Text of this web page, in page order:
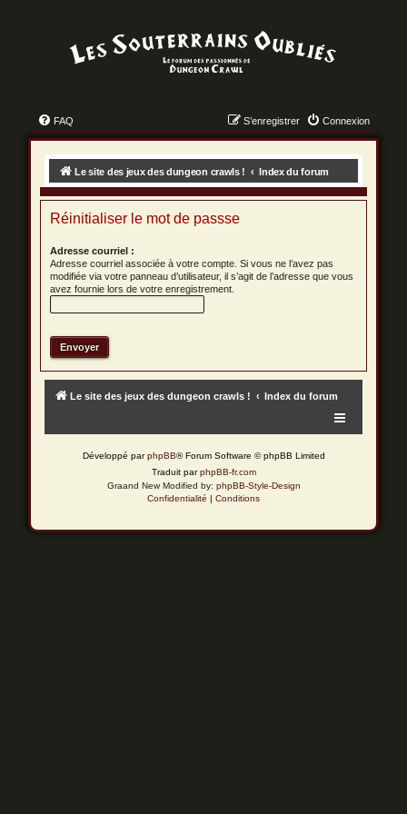
FAQ Connexion
S’enregistrer
Le site des jeux des dungeon crawls ! Index du forum
Réinitialiser le mot de passse
Adresse courriel :
Adresse courriel associée à votre compte. Si vous ne l’avez pas
modifiée via votre panneau d’utilisateur, il s’agit de l’adresse que vous
avez fournie lors de votre enregistrement.
Le site des jeux des dungeon crawls ! Index du forum
Développé parphpBB® Forum Software © phpBB Limited
Traduit parphpBB-fr.com
Graand New Modified by: phpBB-Style-Design
Confidentialité | Conditions